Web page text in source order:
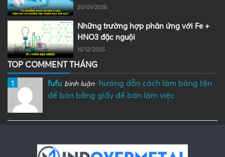
20/01/2026
Những trường hợp phản ứng với Fe +
HNO3 đặc nguội
15/12/2025
TOP COMMENT THÁNG
1 fufu bình luận
hướng dẫn cách làm bảng tên
để bàn bằng giấy để bàn làm việc